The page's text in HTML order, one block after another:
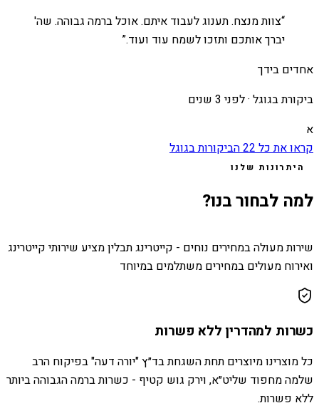
“צוות מנצח. תענוג לעבוד איתם. אוכל ברמה גבוהה. שה'
יברך אותכם ותזכו לשמח עוד ועוד.”
אחדים בידך
ביקורת בגוגל ·לפני 3 שנים
א
קראו את כל 22הביקורות בגוגל
היתרונות שלנו
למה לבחור בנו?
שירות מעולה במחירים נוחים - קייטרינג תבלין מציע שירותי קייטרינג
ואירוח מעולים במחירים משתלמים במיוחד
כשרות למהדרין ללא פשרות
כל מוצרינו מיוצרים תחת השגחת בד״ץ "יורה דעה" בפיקוח הרב
שלמה מחפוד שליט״א, וירק גוש קטיף - כשרות ברמה הגבוהה ביותר
ללא פשרות.